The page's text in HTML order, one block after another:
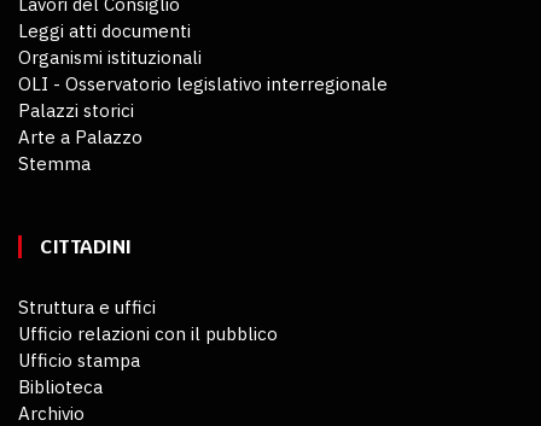
Leggi atti documenti
Organismi istituzionali
OLI - Osservatorio legislativo interregionale
Palazzi storici
Arte a Palazzo
Stemma
CITTADINI
Struttura e uffici
Ufficio relazioni con il pubblico
Ufficio stampa
Biblioteca
Archivio